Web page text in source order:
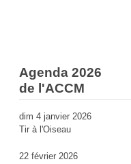
Agenda 2026
de l'ACCM
dim 4 janvier 2026
Tir à l'Oiseau
22 février 2026